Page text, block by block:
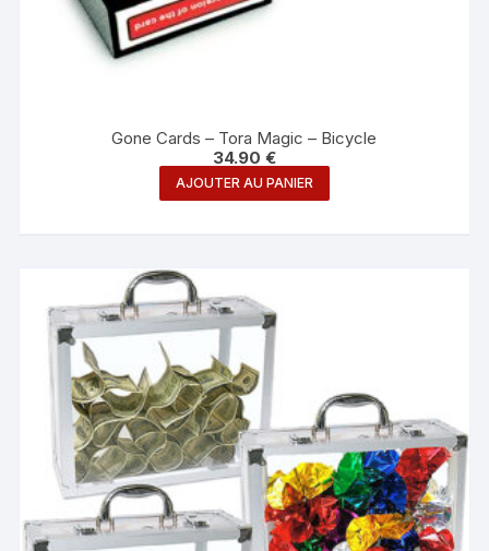
Gone Cards – Tora Magic – Bicycle
34.90 €
AJOUTER AU PANIER